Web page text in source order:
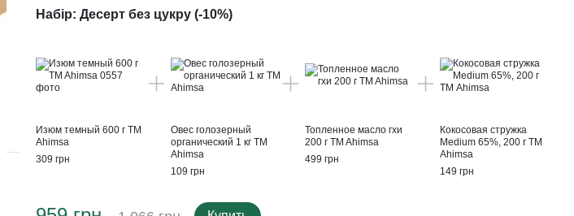
Набір: Десерт без цукру (-10%)
Изюм темный 600 г TM
Ahimsa
309 грн
Овес голозерный
органический 1 кг TM
Ahimsa
109 грн
Топленное масло гхи
200 г TM Ahimsa
499 грн
Кокосовая стружка
Medium 65%, 200 г ТМ
Ahimsa
149 грн